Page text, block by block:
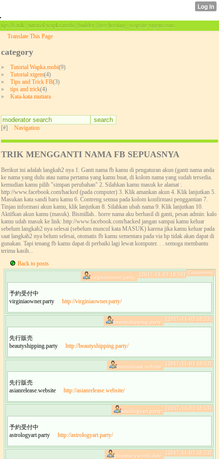
tips & trik | tutorial wapka.mobi | builder | free hosting | wapsite xtgem.com
Translate This Page
category
» Tutorial Wapka.mobi(9)
»
Tutorial xtgem(4)
»
Tips and Trick FB(3)
»
tips and trick(4)
»
Kata-kata mutiara
[#] Navigation
TRIK MENGGANTI NAMA FB SEPUASNYA
Berikut ini adalah langkah2 nya 1. Ganti nama fb kamu di pengaturan akun (ganti nama anda
ke nama yang dulu atau nama pertama yang kamu buat, di kolom nama yang sudah tersedia.
kemudian kamu pilih "simpan perubahan" 2. Silahkan kamu masuk ke alamat :
http://www.facebook.com/hacked (pada computer) 3. Klik amankan akun 4. Klik lanjutkan 5.
Masukan kata sandi baru kamu 6. Contreng semua pada kolom konfirmasi penggantian 7.
Tinjau informasi akun kamu, klik lanjutkan 8. Silahkan ubah nama 9. Klik lanjutkan 10.
Aktifkan akun kamu (masuk). Bismillah.. horre nama aku berhasil di ganti, pesan admin: kalo
kamu udah masuk ke link: http://www.facebook.com/hacked jangan sampai kamu keluar
sebelum langkah2 nya selesai (sebelum muncul kata MASUK) karena jika kamu keluar pada
saat langkah2 nya belum selesai, otomatis fb kamu sementara pada via hp tidak akan dapat di
gunakan. Tapi tenang fb kamu dapat di perbaiki lagi lewat komputer. . . semoga membantu
terima kasih...
Back to posts
Comments:
[2017-11-03 18:53]
virginiaowner.party:
予約受付中
virginiaowner.party
http://virginiaowner.party/
[2017-11-03 18:53]
beautyshipping.party:
先行販売
beautyshipping.party
http://beautyshipping.party/
[2017-11-03 18:53]
asianrelease.website:
先行販売
asianrelease.website
http://asianrelease.website/
[2017-11-03 18:53]
astrologyart.party:
予約受付中
astrologyart.party
http://astrologyart.party/
[2017-11-03 18:53]
pharmacywords.date: